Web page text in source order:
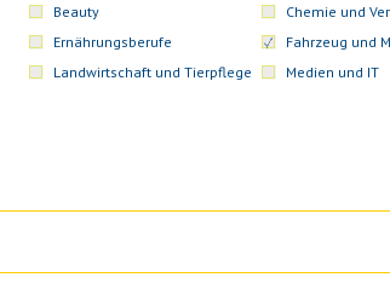
Beauty Chemie und
Ernährungsberufe Fahrzeug und
Landwirtschaft und Tierpflege Medien und IT